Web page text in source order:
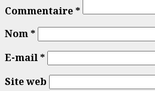
Commentaire*
Nom*
E-mail*
Site web